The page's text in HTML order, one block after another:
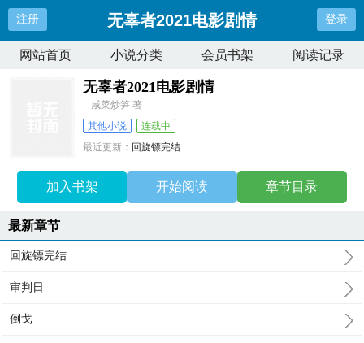
注册 无辜者2021电影剧情 登录
网站首页 小说分类 会员书架 阅读记录
无辜者2021电影剧情
咸菜炒笋 著
其他小说
连载中
最近更新： 回旋镖完结
加入书架 开始阅读 章节目录
最新章节
回旋镖完结
审判日
倒戈